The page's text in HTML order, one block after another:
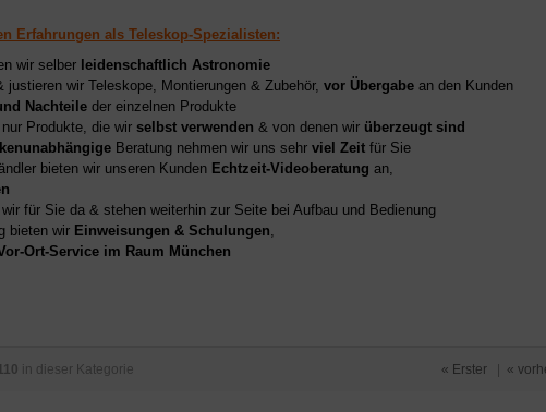
Erfahrungen als Teleskop-Spezialisten:
wir selber leidenschaftlich Astronomie
justieren wir Teleskope, Montierungen & Zubehör, vor Übergabe an den Kunden
Nachteile der einzelnen Produkte
Produkte, die wir selbst verwenden & von denen wir überzeugt sind
Beratung nehmen wir uns sehr viel Zeit für Sie
bieten wir unseren Kunden Echtzeit-Videoberatung an,
für Sie da & stehen weiterhin zur Seite bei Aufbau und Bedienung
bieten wir Einweisungen & Schulungen,
Ort-Service im Raum München
in dieser Kategorie « Erster «